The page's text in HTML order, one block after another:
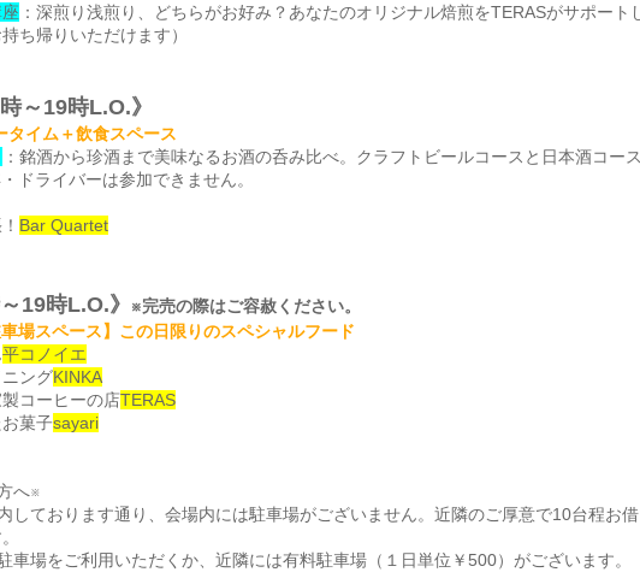
：深煎り浅煎り、どちらがお好み？あなたのオリジナル焙煎をTERASがサポー
ち帰りいただけます）
～19時L.O.》
タイム＋飲食スペース
：銘酒から珍酒まで美味なるお酒の呑み比べ。クラフトビールコースと日本酒コー
ドライバーは参加できません。
Bar Quartet
19時L.O.》
※完売の際はご容赦ください。
車場スペース】この日限りのスペシャルフード
平コノイエ
ニングKINKA
製コーヒーの店TERAS
お菓子sayari
へ※
しております通り、会場内には駐車場がございません。近隣のご厚意で10台程お
車場をご利用いただくか、近隣には有料駐車場（１日単位￥500）がございます。